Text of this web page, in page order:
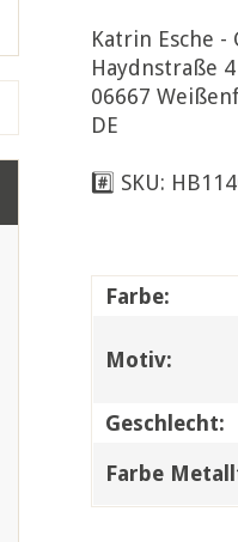
Katrin Esche
Haydnstraße 4
06667
DE
#️⃣ SKU:
Farbe:
Motiv:
Geschlecht:
Farbe